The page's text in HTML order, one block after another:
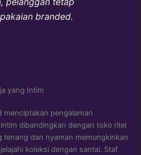
branded.
yang Intim
menciptakan pengalaman
dibandingkan dengan toko ritel
tenang dan nyaman memungkinkan
koleksi dengan santai. Staf